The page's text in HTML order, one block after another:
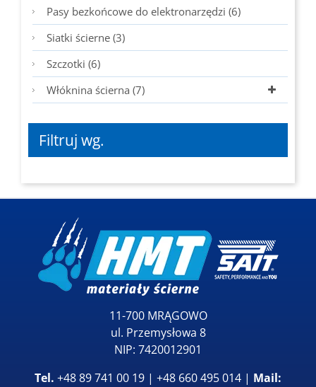
Pasy bezkońcowe do elektronarzędzi (6)
Siatki ścierne (3)
Szczotki (6)
Włóknina ścierna (7)
Filtruj wg.
11-700 MRĄGOWO
ul. Przemysłowa 8
NIP: 7420012901
Tel. +48 89 741 00 19 | +48 660 495 014 | Mail: